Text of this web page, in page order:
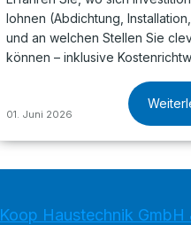
lohnen (Abdichtung,
und an welchen Stellen Sie
können – inklusive
01. Juni 2026
Koop Haustechnik GmbH